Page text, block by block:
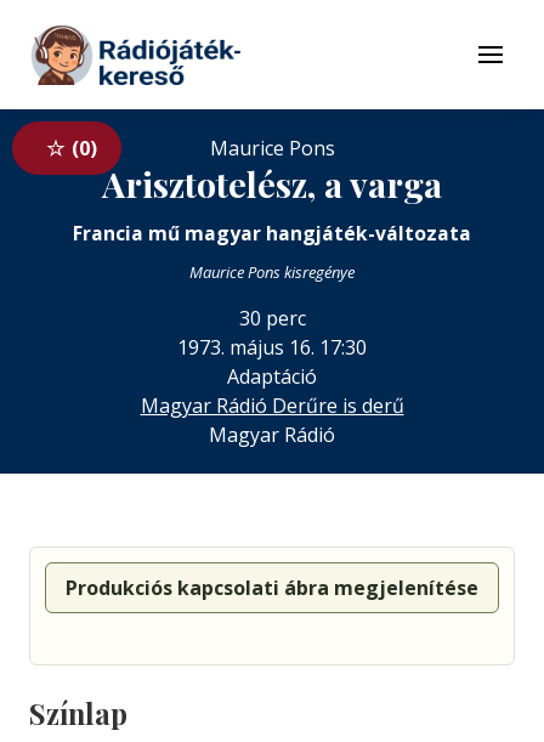
Tovább a tartalomhoz
Menü
0 Maurice Pons
Arisztotelész, a varga
Francia mű magyar hangjáték-változata
Maurice Pons kisregénye
30 perc
1973. május 16. 17:30
Adaptáció
Magyar Rádió Derűre is derű
Magyar Rádió
Produkciós kapcsolati ábra megjelenítése
Színlap